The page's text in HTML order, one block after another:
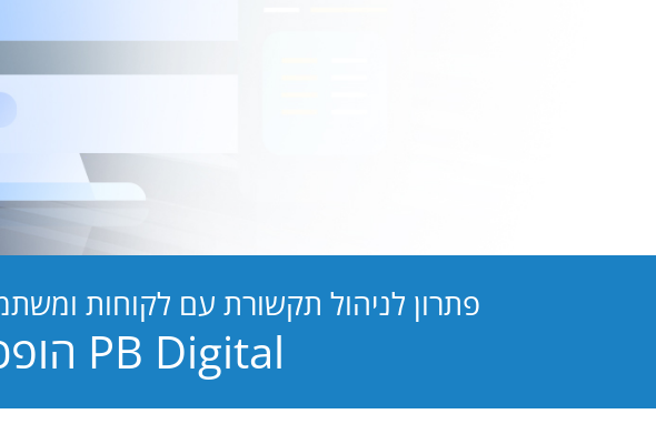
פתרון לניהול תקשורת עם לקוחות
PB Digital הופכת כל מסמך וטופס, לחוויה!